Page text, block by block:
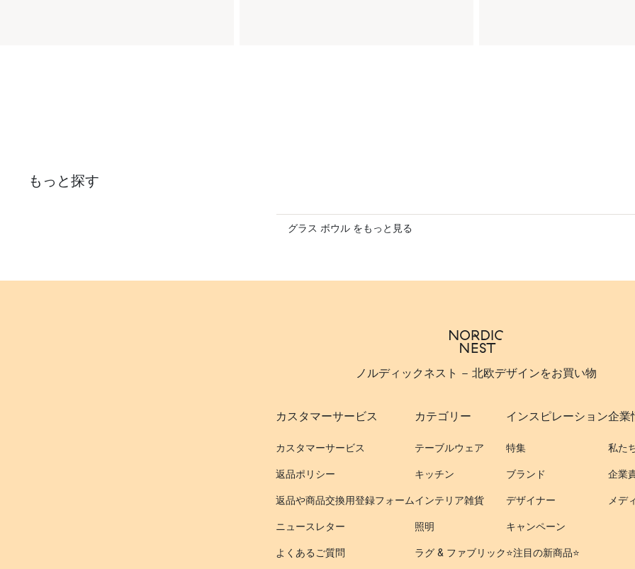
もっと探す
グラス ボウル をもっと見る
ノルディックネスト - 北欧デザインをお買い物
カスタマーサービス
カスタマーサービス
返品ポリシー
返品や商品交換用登録フォーム
ニュースレター
よくあるご質問
カテゴリー
テーブルウェア
キッチン
インテリア雑貨
照明
ラグ & ファブリック
インスピレーション
特集
ブランド
デザイナー
キャンペーン
⭐️注目の新商品⭐️
企業
私た
企業
メデ